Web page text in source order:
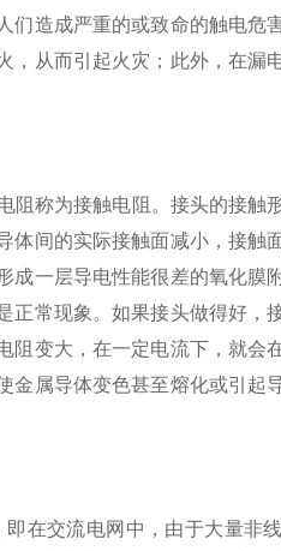
造成严重的或致命的触电危
从而引起火灾；此外，在漏
称为接触电阻。接头的接触
间的实际接触面减小，接触
一层导电性能很差的氧化膜
正常现象。如果接头做得好，
变大，在一定电流下，就会
属导体变色甚至熔化或引起
交流电网中，由于大量非